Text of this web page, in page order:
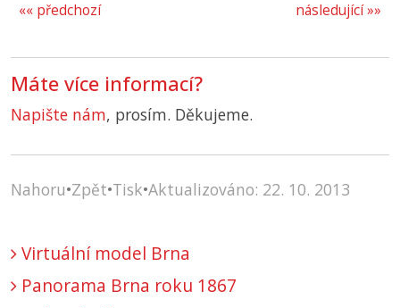
následující »»
«« předchozí
Máte více informací?
Napište nám, prosím. Děkujeme.
Nahoru•Zpět•Tisk•Aktualizováno: 22. 10. 2013
Virtuální model Brna
Panorama Brna roku 1867